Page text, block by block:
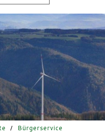
/
Bürgerservice